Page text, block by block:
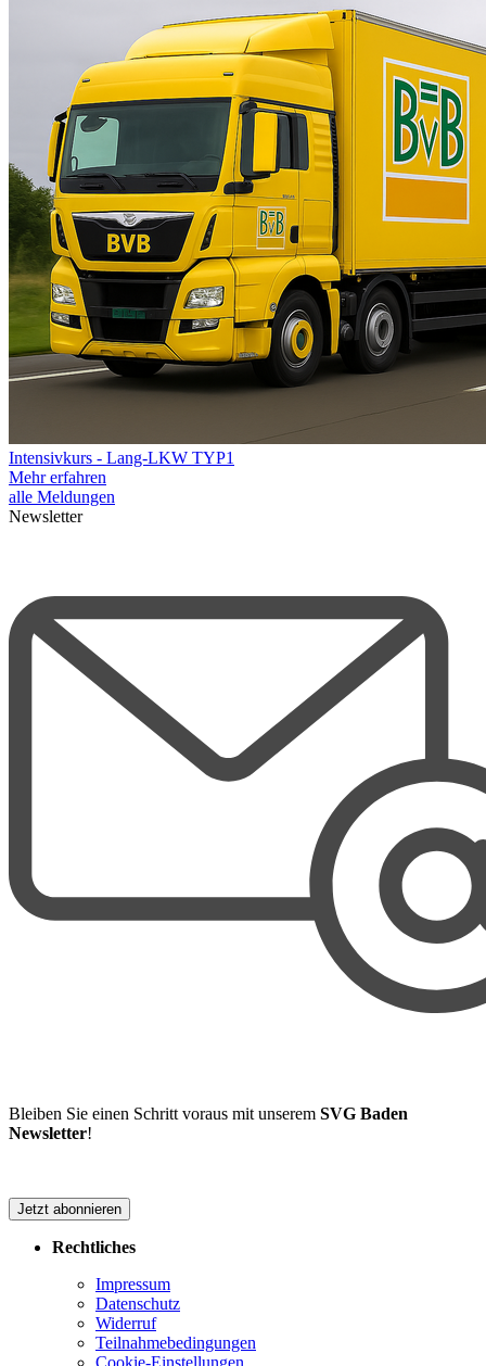
Intensivkurs - Lang-LKW TYP1
Mehr erfahren
alle Meldungen
Newsletter
Bleiben Sie einen Schritt voraus mit unserem SVG Baden
Newsletter!
Jetzt abonnieren
Rechtliches
Impressum
Datenschutz
Widerruf
Teilnahmebedingungen
Cookie-Einstellungen